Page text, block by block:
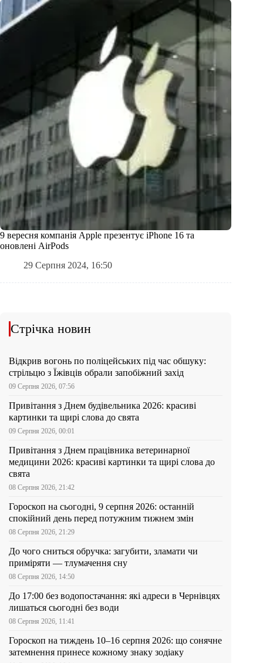
9 вересня компанія Apple презентує iPhone 16 та
оновлені AirPods
29 Серпня 2024, 16:50
Стрічка новин
Відкрив вогонь по поліцейських під час обшуку:
стрільцю з Їжівців обрали запобіжний захід
09 Серпня 2026, 07:56
Привітання з Днем будівельника 2026: красиві
картинки та щирі слова до свята
09 Серпня 2026, 00:01
Привітання з Днем працівника ветеринарної
медицини 2026: красиві картинки та щирі слова до
свята
08 Серпня 2026, 21:42
Гороскоп на сьогодні, 9 серпня 2026: останній
спокійний день перед потужним тижнем змін
08 Серпня 2026, 21:29
До чого сниться обручка: загубити, зламати чи
приміряти — тлумачення сну
08 Серпня 2026, 14:50
До 17:00 без водопостачання: які адреси в Чернівцях
лишаться сьогодні без води
08 Серпня 2026, 11:41
Гороскоп на тиждень 10–16 серпня 2026: що сонячне
затемнення принесе кожному знаку зодіаку